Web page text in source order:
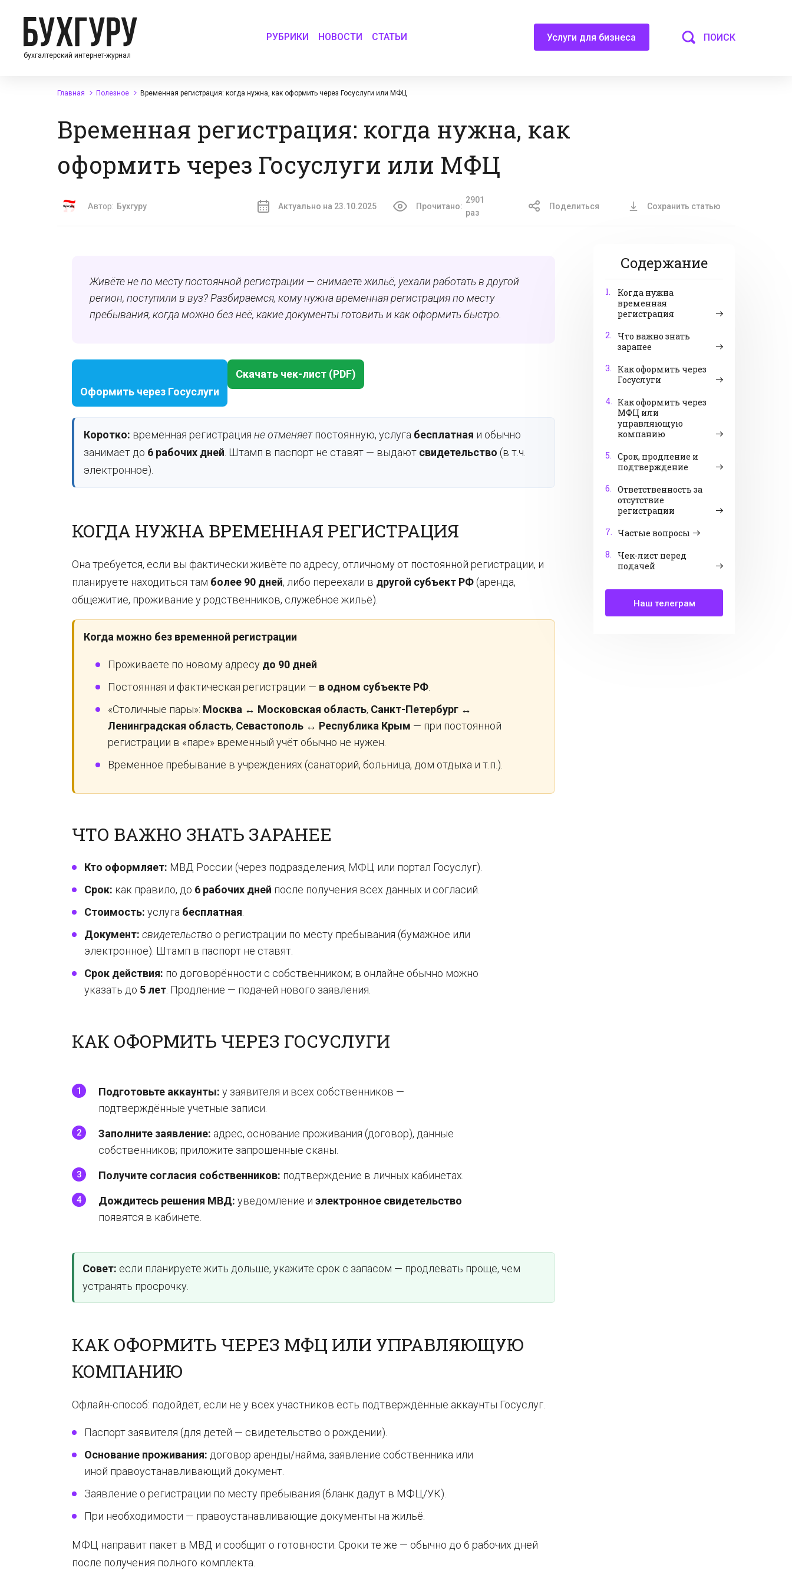
бухгалтерский интернет-журнал
РУБРИКИ НОВОСТИ СТАТЬИ Услуги для бизнеса ПОИСК
Главная Полезное Временная регистрация: когда нужна, как оформить через Госуслуги или МФЦ
Временная регистрация: когда нужна, как
оформить через Госуслуги или МФЦ
Автор: Бухгуру Актуально на 23.10.2025 Прочитано:
2901
раз
Поделиться Сохранить статью
Содержание
1.
Когда нужна
временная
регистрация
2.
Что важно знать
заранее
3.
Как оформить через
Госуслуги
4. Как оформить через
МФЦ или
управляющую
компанию
5. Срок, продление и
подтверждение
6. Ответственность за
отсутствие
регистрации
7. Частые вопросы
8.
Чек-лист перед
подачей
Наш телеграм
Живёте не по месту постоянной регистрации — снимаете жильё, уехали работать в другой
регион, поступили в вуз? Разбираемся, кому нужна временная регистрация по месту
пребывания, когда можно без неё, какие документы готовить и как оформить быстро.
Оформить через Госуслуги
Скачать чек-лист (PDF)
Коротко: временная регистрация не отменяетпостоянную, услуга бесплатная и обычно
занимает до 6 рабочих дней . Штамп в паспорт не ставят — выдают свидетельство (в т.ч.
электронное).
КОГДА НУЖНА ВРЕМЕННАЯ РЕГИСТРАЦИЯ
Она требуется, если вы фактически живёте по адресу, отличному от постоянной регистрации, и
планируете находиться там более 90 дней, либо переехали в другой субъект РФ (аренда,
общежитие, проживание у родственников, служебное жильё).
Когда можно без временной регистрации
Проживаете по новому адресу до 90 дней
Постоянная и фактическая регистрации — в одном субъекте РФ
«Столичные пары»: Москва ↔ Московская область, Санкт-Петербург ↔
Ленинградская область, Севастополь ↔ Республика Крым — при постоянной
регистрации в «паре» временный учёт обычно не нужен.
Временное пребывание в учреждениях (санаторий, больница, дом отдыха и т.п.).
ЧТО ВАЖНО ЗНАТЬ ЗАРАНЕЕ
Кто оформляет: МВД России (через подразделения, МФЦ или портал Госуслуг).
Срок: как правило, до 6 рабочих дней после получения всех данных и согласий.
Стоимость: услуга бесплатная
Документ: свидетельство о регистрации по месту пребывания (бумажное или
электронное). Штамп в паспорт не ставят.
Срок действия: по договорённости с собственником; в онлайне обычно можно
указать до 5 лет . Продление — подачей нового заявления.
КАК ОФОРМИТЬ ЧЕРЕЗ ГОСУСЛУГИ
Подготовьте аккаунты: у заявителя и всех собственников —
подтверждённые учетные записи.
Заполните заявление: адрес, основание проживания (договор), данные
собственников; приложите запрошенные сканы.
Получите согласия собственников: подтверждение в личных кабинетах.
Дождитесь решения МВД: уведомление и электронное свидетельство
появятся в кабинете.
Совет: если планируете жить дольше, укажите срок с запасом — продлевать проще, чем
устранять просрочку.
КАК ОФОРМИТЬ ЧЕРЕЗ МФЦ ИЛИ УПРАВЛЯЮЩУЮ
КОМПАНИЮ
Офлайн-способ: подойдёт, если не у всех участников есть подтверждённые аккаунты Госуслуг.
Паспорт заявителя (для детей — свидетельство о рождении).
Основание проживания: договор аренды/найма, заявление собственника или
иной правоустанавливающий документ.
Заявление о регистрации по месту пребывания (бланк дадут в МФЦ/УК).
При необходимости — правоустанавливающие документы на жильё.
МФЦ направит пакет в МВД и сообщит о готовности. Сроки те же — обычно до 6 рабочих дней
после получения полного комплекта.